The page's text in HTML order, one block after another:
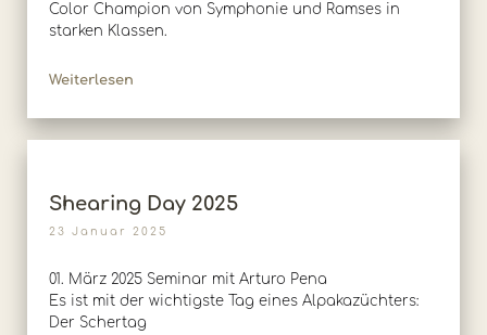
Color Champion von Symphonie und Ramses in
starken Klassen.
Weiterlesen
Shearing Day 2025
23 Januar 2025
01. März 2025 Seminar mit Arturo Pena
Es ist mit der wichtigste Tag eines Alpakazüchters:
Der Schertag